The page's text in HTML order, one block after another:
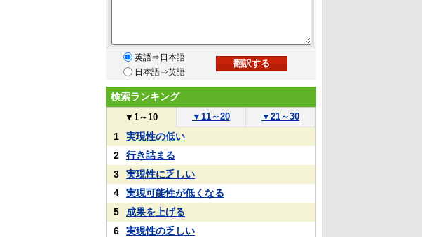
英語⇒日本語
日本語⇒英語
検索ランキング
▼ 1～10 ▼ 11～20 ▼ 21～30
1
実現性の低い
2
行き詰まる
3
実現性に乏しい
4
実現可能性が低くなる
5
成果を上げる
6
実現性の乏しい